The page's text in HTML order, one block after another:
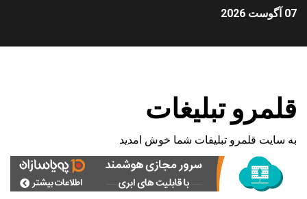
07 آگوست 2026
قلمرو تبلیغات
به سایت قلمرو تبلیفات شما خوش امدید